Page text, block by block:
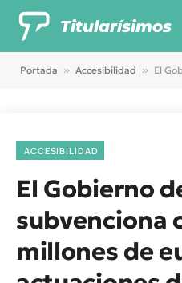
Titularísimos
Portada » Accesibilidad » El Gobierno de España
ACCESIBILIDAD
El Gobierno
subvenciona
millones de